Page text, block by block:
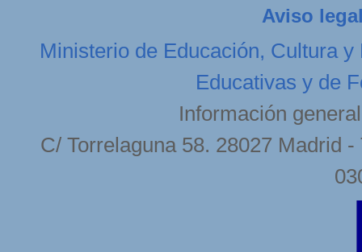
Aviso
Ministerio de Educación, Cultura y
Educativas y de
Información
C/ Torrelaguna 58. 28027 Madrid